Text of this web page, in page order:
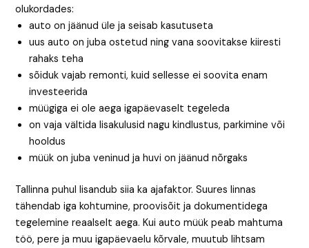
olukordades:
auto on jäänud üle ja seisab kasutuseta
uus auto on juba ostetud ning vana soovitakse kiiresti
rahaks teha
sõiduk vajab remonti, kuid sellesse ei soovita enam
investeerida
müügiga ei ole aega igapäevaselt tegeleda
on vaja vältida lisakulusid nagu kindlustus, parkimine või
hooldus
müük on juba veninud ja huvi on jäänud nõrgaks
Tallinna puhul lisandub siia ka ajafaktor. Suures linnas
tähendab iga kohtumine, proovisõit ja dokumentidega
tegelemine reaalselt aega. Kui auto müük peab mahtuma
töö, pere ja muu igapäevaelu kõrvale, muutub lihtsam